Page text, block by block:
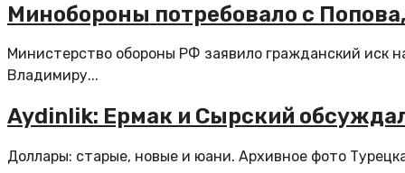
Минобороны потребовало с
Министерство обороны РФ заявило гражданский иск
Владимиру...
Aydinlik: Ермак и Сырский
Доллары: старые, новые и юани. Архивное фото